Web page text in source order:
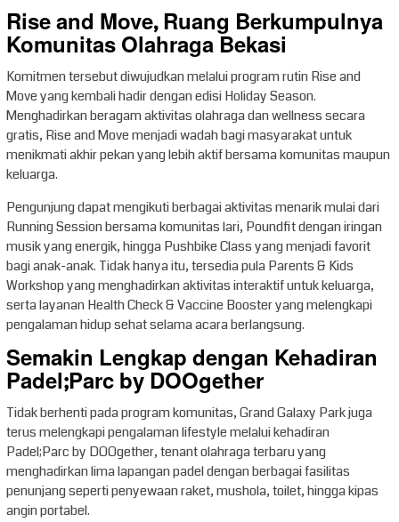
Rise and Move, Ruang Berkumpulnya
Komunitas Olahraga Bekasi
Komitmen tersebut diwujudkan melalui program rutin Rise and
Move yang kembali hadir dengan edisi Holiday Season.
Menghadirkan beragam aktivitas olahraga dan wellness secara
gratis, Rise and Move menjadi wadah bagi masyarakat untuk
menikmati akhir pekan yang lebih aktif bersama komunitas maupun
keluarga.
Pengunjung dapat mengikuti berbagai aktivitas menarik mulai dari
Running Session bersama komunitas lari, Poundfit dengan iringan
musik yang energik, hingga Pushbike Class yang menjadi favorit
bagi anak-anak. Tidak hanya itu, tersedia pula Parents & Kids
Workshop yang menghadirkan aktivitas interaktif untuk keluarga,
serta layanan Health Check & Vaccine Booster yang melengkapi
pengalaman hidup sehat selama acara berlangsung.
Semakin Lengkap dengan Kehadiran
Padel;Parc by DOOgether
Tidak berhenti pada program komunitas, Grand Galaxy Park juga
terus melengkapi pengalaman lifestyle melalui kehadiran
Padel;Parc by DOOgether, tenant olahraga terbaru yang
menghadirkan lima lapangan padel dengan berbagai fasilitas
penunjang seperti penyewaan raket, mushola, toilet, hingga kipas
angin portabel.